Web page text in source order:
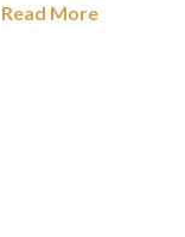
Read More